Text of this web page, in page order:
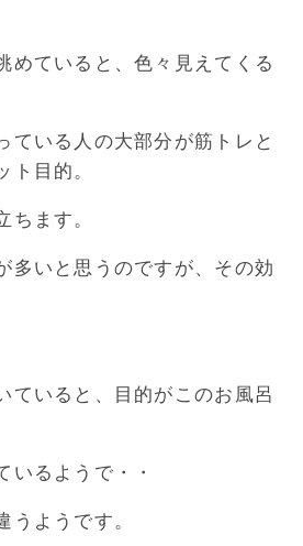
めていると、色々見えてくる
ている人の大部分が筋トレと
目的。
ます。
多いと思うのですが、その効
ていると、目的がこのお風呂
いるようで・・
ようです。